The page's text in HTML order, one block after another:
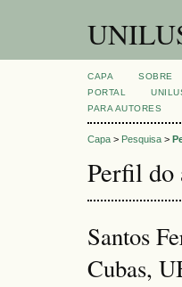
CAPA SOBRE
PORTAL
PARA AUTORES
Capa > Pesquisa >
Perfil do
Santos
Cubas,